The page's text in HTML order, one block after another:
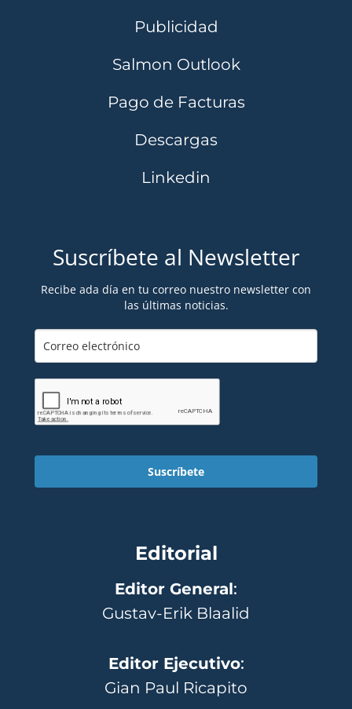
Publicidad
Salmon Outlook
Pago de Facturas
Descargas
Linkedin
Suscríbete al Newsletter
Recibe ada día en tu correo nuestro newsletter con
las últimas noticias.
Suscríbete
Editorial
Editor General:
Gustav-Erik Blaalid
Editor Ejecutivo:
Gian Paul Ricapito